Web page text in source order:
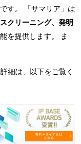
す。 「サマリア」は
クリーニング、発明
を提供します。 ま
細は、以下をご覧く